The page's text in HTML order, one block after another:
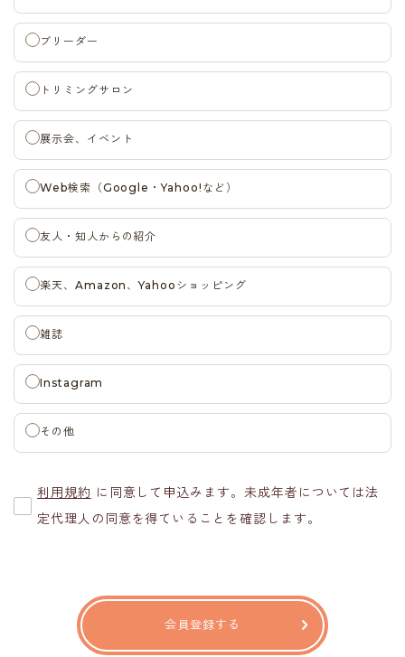
ブリーダー
トリミングサロン
展示会、イベント
Web検索（Google・Yahoo!など）
友人・知人からの紹介
楽天、Amazon、Yahooショッピング
雑誌
Instagram
その他
利用規約 に同意して申込みます。未成年者については法
定代理人の同意を得ていることを確認します。
会員登録する